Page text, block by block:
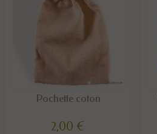
Pochette coton
2,00 €